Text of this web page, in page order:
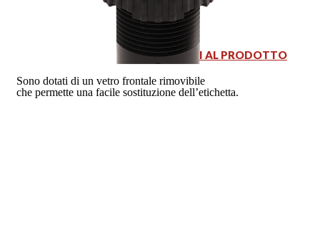
Sono dotati di un vetro frontale rimovibile
che permette una facile sostituzione dell’etichetta.
VAI AL PRODOTTO